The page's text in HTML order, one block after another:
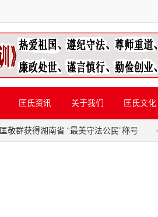
匡氏资讯 关于我们 匡氏文化
匡敬群获得湖南省 “最美守法公民”称号 ·